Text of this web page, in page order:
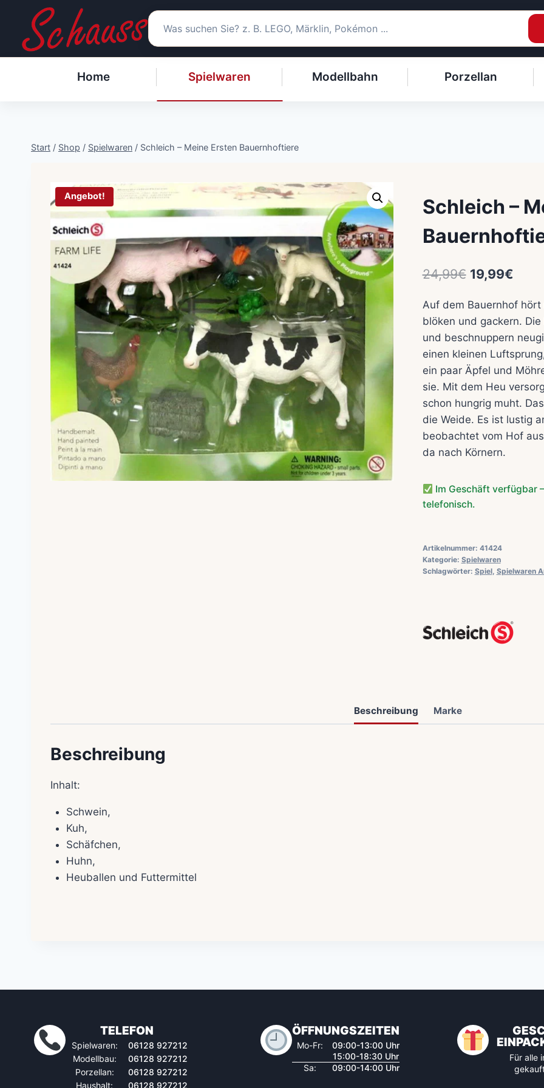
springen
Home Spielwaren Modellbahn Porzellan
Start / Shop / Spielwaren / Schleich – Meine Ersten Bauernhoftiere
Angebot!
Schleich –
24,99€
war:
24,99€
19,99€
ist:
Auf dem Bauernhof
blöken und gackern.
und beschnuppern
einen kleinen
ein paar Äpfel und
sie. Mit dem Heu
schon hungrig muht.
die Weide. Es ist lustig
beobachtet vom Hof
da nach Körnern.
Im Geschäft verfügbar
telefonisch.
Artikelnummer: 41424
Kategorie: Spielwaren
Schlagwörter: Spiel, Spielwaren
Beschreibung Marke
Beschreibung
Inhalt:
Schwein,
Kuh,
Schäfchen,
Huhn,
Heuballen und Futtermittel
TELEFON
Spielwaren:
06128 927212
Modellbau:
06128 927212
Porzellan:
06128 927212
Haushalt:
06128 927212
ÖFFNUNGSZEITEN
Mo-Fr:
09:00-13:00 Uhr
15:00-18:30 Uhr
Sa:
09:00-14:00 Uhr
Für alle